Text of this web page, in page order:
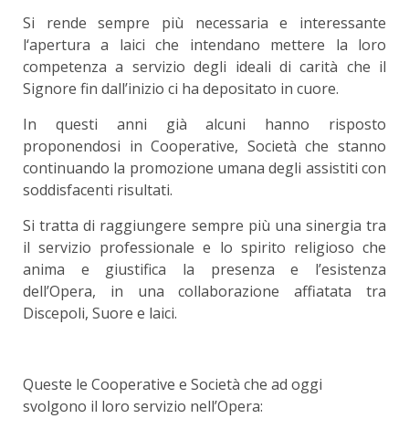
Si rende sempre più necessaria e interessante
l‘apertura a laici che intendano mettere la loro
competenza a servizio degli ideali di carità che il
Signore fin dall’inizio ci ha depositato in cuore.
In questi anni già alcuni hanno risposto
proponendosi in Cooperative, Società che stanno
continuando la promozione umana degli assistiti con
soddisfacenti risultati.
Si tratta di raggiungere sempre più una sinergia tra
il servizio professionale e lo spirito religioso che
anima e giustifica la presenza e l’esistenza
dell’Opera, in una collaborazione affiatata tra
Discepoli, Suore e laici.
Queste le Cooperative e Società che ad oggi
svolgono il loro servizio nell’Opera: